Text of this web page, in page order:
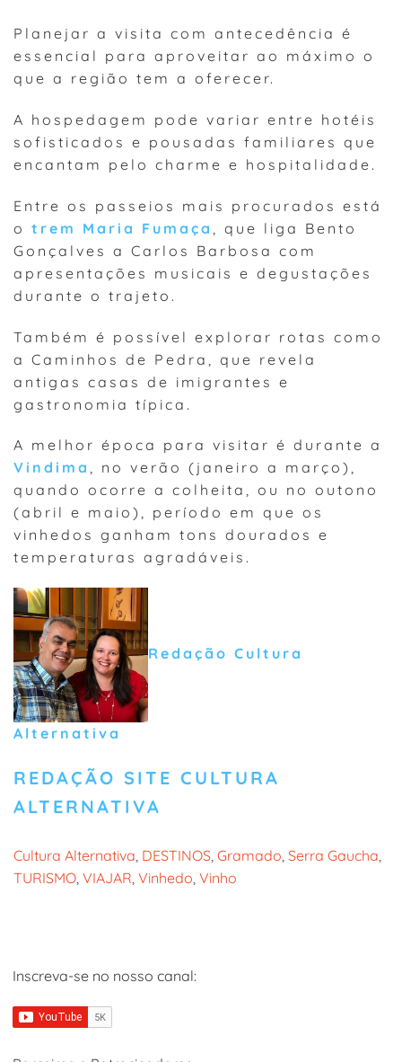
Planejar a visita com antecedência é
essencial para aproveitar ao máximo o
que a região tem a oferecer.
A hospedagem pode variar entre hotéis
sofisticados e pousadas familiares que
encantam pelo charme e hospitalidade.
Entre os passeios mais procurados está
o trem Maria Fumaça
, que liga Bento
Gonçalves a Carlos Barbosa com
apresentações musicais e degustações
durante o trajeto.
Também é possível explorar rotas como
a Caminhos de Pedra, que revela
antigas casas de imigrantes e
gastronomia típica.
A melhor época para visitar é durante a
Vindima , no verão (janeiro a março),
quando ocorre a colheita, ou no outono
(abril e maio), período em que os
vinhedos ganham tons dourados e
temperaturas agradáveis.
Redação Cultura
Alternativa
REDAÇÃO SITE CULTURA
ALTERNATIVA
Cultura Alternativa, DESTINOS, Gramado, Serra Gaucha
TURISMO, VIAJAR, Vinhedo, Vinho
Inscreva-se no nosso canal: